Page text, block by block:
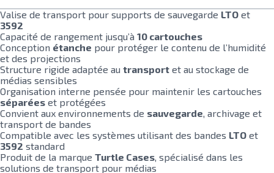
Valise de transport pour supports de sauvegarde LTO et
3592
Capacité de rangement jusqu’à 10 cartouches
Conception étanche pour protéger le contenu de l’humidité
et des projections
Structure rigide adaptée au transport et au stockage de
médias sensibles
Organisation interne pensée pour maintenir les cartouches
séparées et protégées
Convient aux environnements de sauvegarde, archivage et
transport de bandes
Compatible avec les systèmes utilisant des bandes LTO et
3592 standard
Produit de la marque Turtle Cases, spécialisé dans les
solutions de transport pour médias